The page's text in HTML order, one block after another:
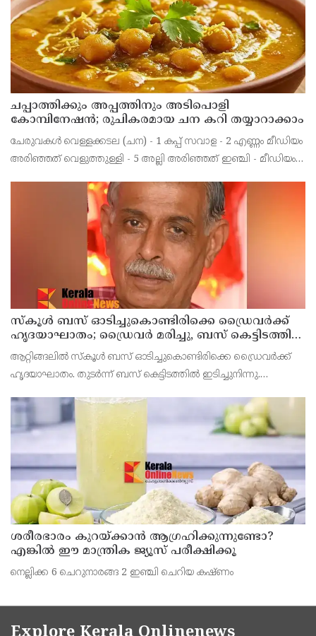
ചപ്പാത്തിക്കും അപ്പത്തിനും അടിപൊളി
കോമ്പിനേഷൻ; രുചികരമായ ചന കറി തയ്യാറാക്കാം
ചേരുവകൾ വെള്ളക്കടല (ചന) - 1 കപ്പ് സവാള - 2 എണ്ണം മീഡിയം
അരിഞ്ഞത് വെളുത്തുള്ളി - 5 അല്ലി അരിഞ്ഞത് ഇഞ്ചി - മീഡിയം
സ്കൂൾ ബസ് ഓടിച്ചുകൊണ്ടിരിക്കെ ഡ്രൈവർക്ക്
ഹൃദയാഘാതം; ഡ്രൈവർ മരിച്ചു, ബസ് കെട്ടിടത്തിൽ
ഇടിച്ചുനിന്നു; രണ്ട് കുട്ടികൾക്ക് പരിക്ക്
ആറ്റിങ്ങലിൽ സ്കൂൾ ബസ് ഓടിച്ചുകൊണ്ടിരിക്കെ ഡ്രൈവർക്ക്
ഹൃദയാഘാതം. തുടർന്ന് ബസ് കെട്ടിടത്തിൽ ഇടിച്ചുനിന്നു.
ശരീരഭാരം കുറയ്ക്കാൻ ആഗ്രഹിക്കുന്നുണ്ടോ?
എങ്കിൽ ഈ മാന്ത്രിക ജ്യൂസ് പരീക്ഷിക്കൂ
നെല്ലിക്ക 6 ചെറുനാരങ്ങ 2 ഇഞ്ചി ചെറിയ കഷ്ണം